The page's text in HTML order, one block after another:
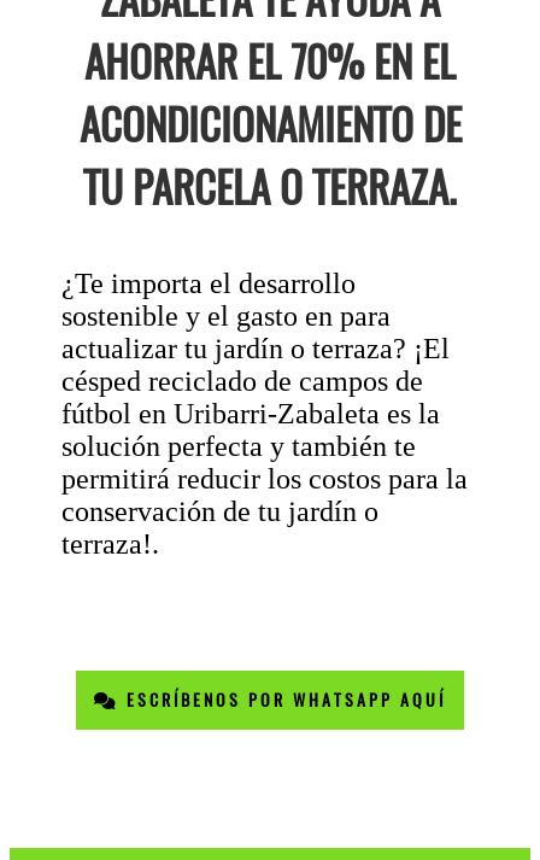
AHORRAR EL 70% EN EL
ACONDICIONAMIENTO DE
TU PARCELA O TERRAZA.
¿Te importa el desarrollo
sostenible y el gasto en para
actualizar tu jardín o terraza? ¡El
césped reciclado de campos de
fútbol en Uribarri-Zabaleta es la
solución perfecta y también te
permitirá reducir los costos para la
conservación de tu jardín o
terraza!.
ESCRÍBENOS POR WHATSAPP AQUÍ